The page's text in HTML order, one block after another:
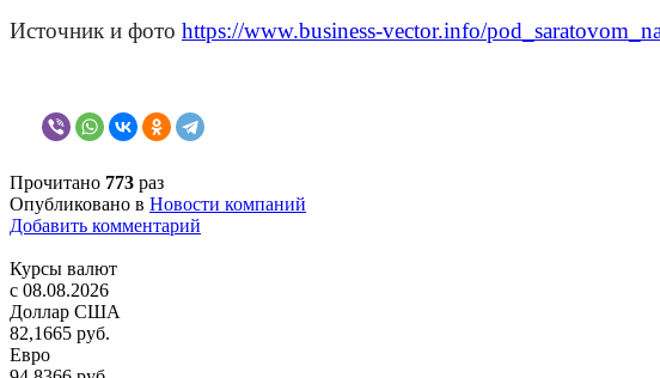
Источник и фото https://www.business-vector.info/
Прочитано 773 раз
Опубликовано в Новости компаний
Добавить комментарий
Курсы валют
c 08.08.2026
Доллар США
82,1665 руб.
Евро